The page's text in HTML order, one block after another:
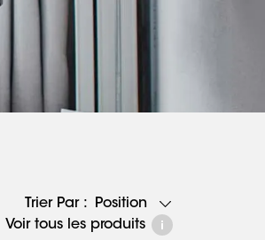
Trier Par :
Position
Voir tous les produits